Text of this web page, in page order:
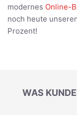
modernes Online-
noch heute
Prozent!
WAS